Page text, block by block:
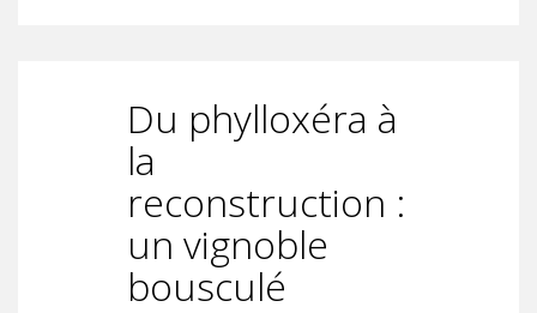
Du phylloxéra à
la
reconstruction :
un vignoble
bousculé